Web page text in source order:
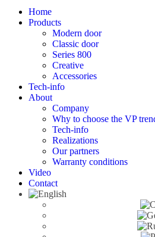
Home
Products
Modern door
Classic door
Series 800
Creative
Accessories
Tech-info
About
Company
Why to choose the VP
Tech-info
Realizations
Our partners
Warranty conditions
Video
Contact